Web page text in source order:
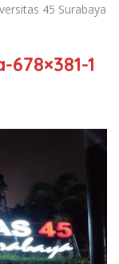
45 Surabaya
1